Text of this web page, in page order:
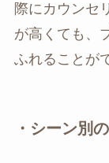
際にカウンセ
が高くても、
ふれることが
・シーン別